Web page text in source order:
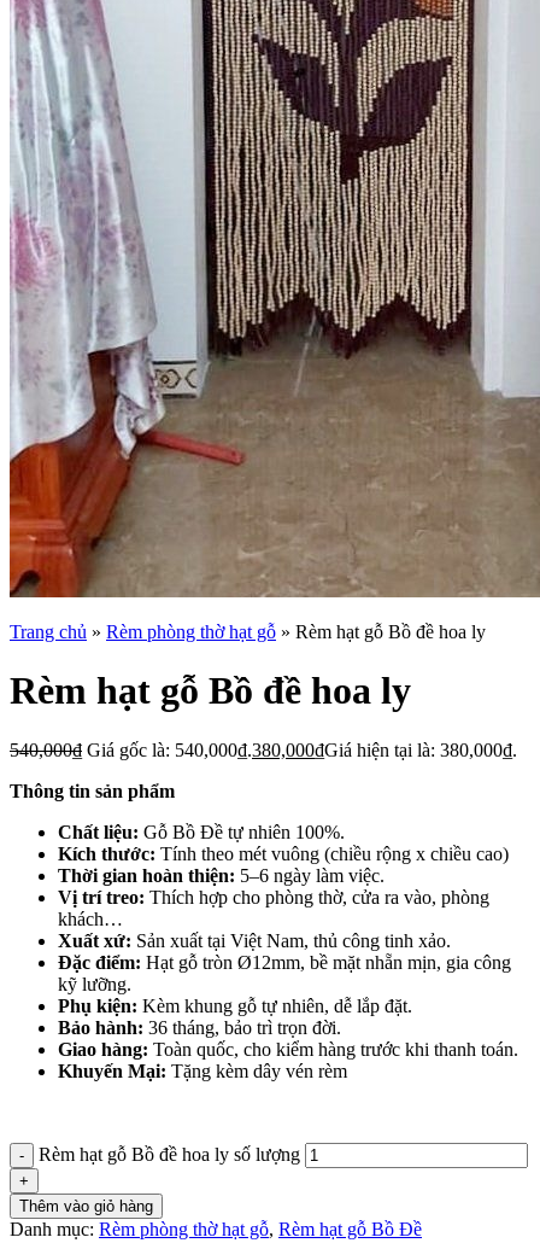
Trang chủ » Rèm phòng thờ hạt gỗ » Rèm hạt gỗ Bồ đề hoa ly
Rèm hạt gỗ Bồ đề hoa ly
540,000₫ Giá gốc là: 540,000₫.380,000₫Giá hiện tại là: 380,000₫.
Thông tin sản phẩm
Chất liệu: Gỗ Bồ Đề tự nhiên 100%.
Kích thước: Tính theo mét vuông (chiều rộng x chiều cao)
Thời gian hoàn thiện: 5–6 ngày làm việc.
Vị trí treo: Thích hợp cho phòng thờ, cửa ra vào, phòng
khách…
Xuất xứ: Sản xuất tại Việt Nam, thủ công tinh xảo.
Đặc điểm: Hạt gỗ tròn Ø12mm, bề mặt nhẵn mịn, gia công
kỹ lưỡng.
Phụ kiện: Kèm khung gỗ tự nhiên, dễ lắp đặt.
Bảo hành: 36 tháng, bảo trì trọn đời.
Giao hàng: Toàn quốc, cho kiểm hàng trước khi thanh toán.
Khuyến Mại: Tặng kèm dây vén rèm
Rèm hạt gỗ Bồ đề hoa ly số lượng
Thêm vào giỏ hàng
Danh mục: Rèm phòng thờ hạt gỗ, Rèm hạt gỗ Bồ Đề